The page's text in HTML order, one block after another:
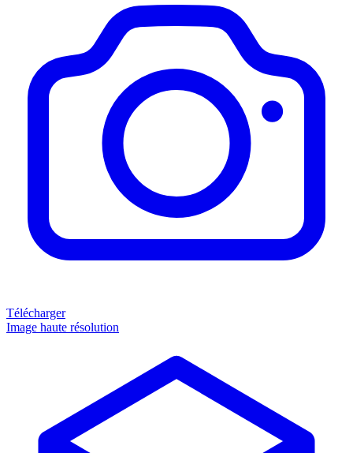
Télécharger
Image haute résolution